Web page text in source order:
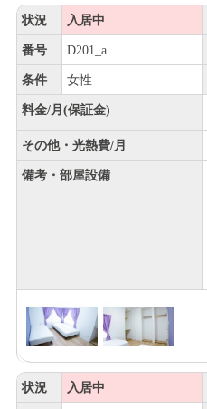
状況 入居中
番号 D201_a
条件 女性
料金/月(保証金)
その他・光熱費/月
備考・部屋設備
状況 入居中